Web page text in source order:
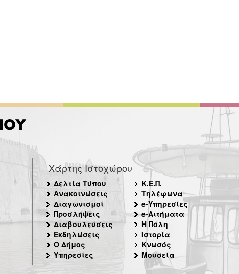
Χάρτης Ιστοχώρου
Δελτία Τύπου
Ανακοινώσεις
Διαγωνισμοί
Προσλήψεις
Διαβουλεύσεις
Εκδηλώσεις
Ο Δήμος
Υπηρεσίες
Κ.Ε.Π.
Τηλέφωνα
e-Υπηρεσίες
e-Αιτήματα
Η Πόλη
Ιστορία
Κνωσός
Μουσεία